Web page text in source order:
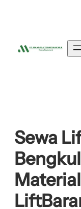
Sewa
Material